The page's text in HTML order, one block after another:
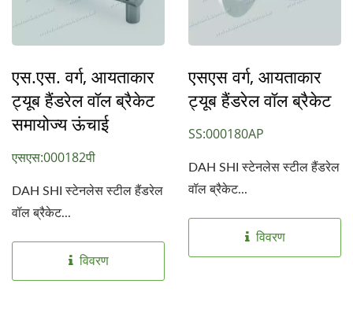
एस.एस. वर्ग, आयताकार
ट्यूब हैंडरेल वॉल ब्रैकेट
समायोज्य ऊंचाई
एसएस:000182पी
DAH SHI स्टेनलेस स्टील हैंडरेल
वॉल ब्रैकेट...
विवरण
एसएस वर्ग, आयताकार
ट्यूब हैंडरेल वॉल ब्रैकेट
SS:000180AP
DAH SHI स्टेनलेस स्टील हैंडरेल
वॉल ब्रैकेट...
विवरण